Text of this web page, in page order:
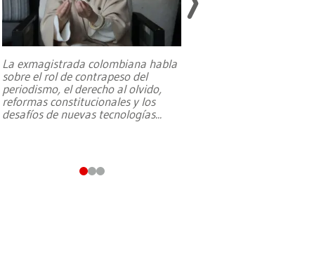
La exmagistrada colombiana habla
sobre el rol de contrapeso del
periodismo, el derecho al olvido,
reformas constitucionales y los
desafíos de nuevas tecnologías...